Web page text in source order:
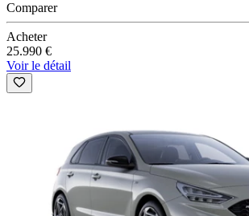
Comparer
Acheter
25.990 €
Voir le détail